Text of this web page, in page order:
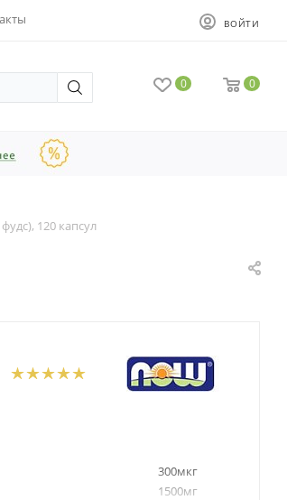
ВОЙТИ
0 0
120 капсул
300мкг
1500мг